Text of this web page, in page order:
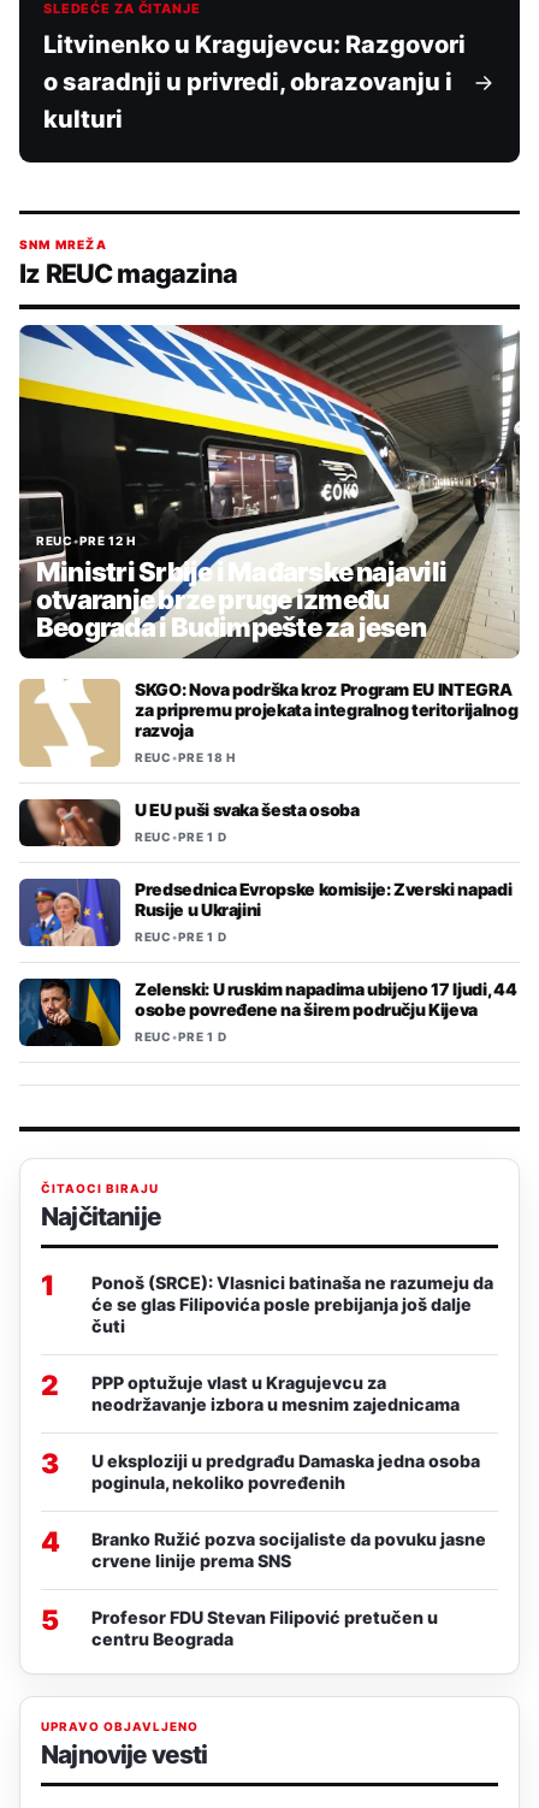
SLEDEĆE ZA ČITANJE
Litvinenko u Kragujevcu: Razgovori
o saradnji u privredi, obrazovanju i
kulturi
SNM MREŽA
Iz REUC magazina
REUC•PRE 12 H
Ministri Srbije i Mađarske najavili
otvaranje brze pruge između
Beograda i Budimpešte za jesen
SKGO: Nova podrška kroz Program EU INTEGRA
za pripremu projekata integralnog teritorijalnog
razvoja
REUC•PRE 18 H
U EU puši svaka šesta osoba
REUC•PRE 1 D
Predsednica Evropske komisije: Zverski napadi
Rusije u Ukrajini
REUC•PRE 1 D
Zelenski: U ruskim napadima ubijeno 17 ljudi, 44
osobe povređene na širem području Kijeva
REUC•PRE 1 D
ČITAOCI BIRAJU
Najčitanije
1
Ponoš (SRCE): Vlasnici batinaša ne razumeju da
će se glas Filipovića posle prebijanja još dalje
čuti
2
PPP optužuje vlast u Kragujevcu za
neodržavanje izbora u mesnim zajednicama
3
U eksploziji u predgrađu Damaska jedna osoba
poginula, nekoliko povređenih
4
Branko Ružić pozva socijaliste da povuku jasne
crvene linije prema SNS
5
Profesor FDU Stevan Filipović pretučen u
centru Beograda
UPRAVO OBJAVLJENO
Najnovije vesti